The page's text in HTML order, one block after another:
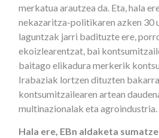
merkatua arautzea da. Eta, hala
nekazaritza-politikaren azken 30
laguntzak jarri badituzte ere,
ekoizlearentzat, bai
baitago elikadura merkerik
Irabaziak lortzen dituzten
kontsumitzailearen artean
multinazionalak eta agroindustria.
Hala ere, EBn aldaketa